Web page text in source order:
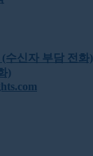
(수신자 부담 전화)
)